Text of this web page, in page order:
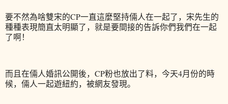
要不然為啥雙宋的CP一直這麼堅持倆人在一起了，宋先生的
種種表現簡直太明顯了，就是要間接的告訴你們我們在一起
了啊！
而且在倆人婚訊公開後，CP粉也放出了料，今天4月份的時
候，倆人一起遊紐約，被網友發現。